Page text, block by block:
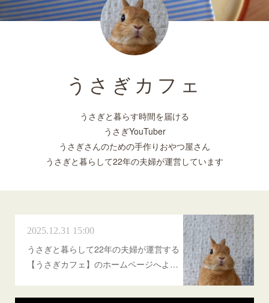
うさぎカフェ
うさぎと暮らす時間を届ける
うさぎYouTuber
うさぎさんのための手作りおやつ屋さん
うさぎと暮らして22年の夫婦が運営しています
2025.12.31 15:00
うさぎと暮らして22年の夫婦が運営する
【うさぎカフェ】のホームページへよ…